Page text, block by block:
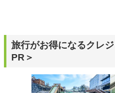
旅行がお得になるクレ
PR＞